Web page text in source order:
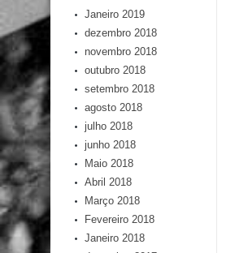
Janeiro 2019
dezembro 2018
novembro 2018
outubro 2018
setembro 2018
agosto 2018
julho 2018
junho 2018
Maio 2018
Abril 2018
Março 2018
Fevereiro 2018
Janeiro 2018